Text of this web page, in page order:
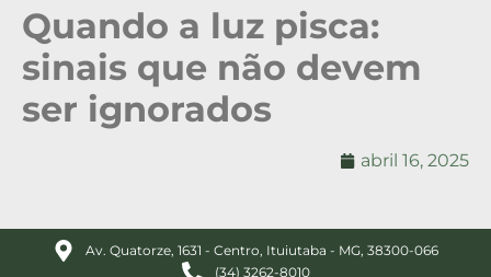
Quando a luz pisca:
sinais que não devem
ser ignorados
abril 16, 2025
Av. Quatorze, 1631 - Centro, Ituiutaba - MG, 38300-066
(34) 3262-8010